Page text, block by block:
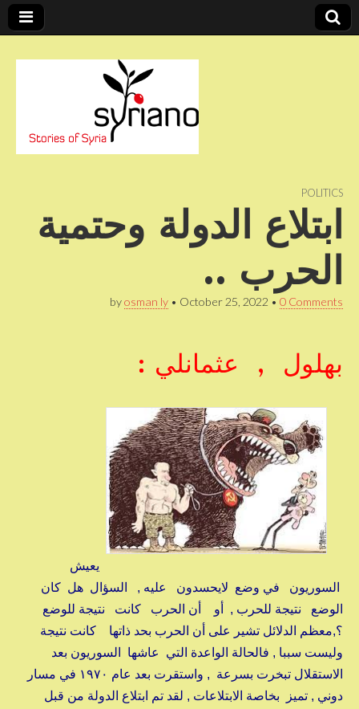
syriano POLITICS
ابتلاع الدولة وحتمية
الحرب ..
byosman ly • October 25, 2022 • 0 Comments
بهلول , عثمانلي :
يعيش
السوريون في وضع لايحسدون عليه , السؤال هل كان
الوضع نتيجة للحرب , أو أن الحرب كانت نتيجة للوضع
؟,معظم الدلائل تشير على أن الحرب بحد ذاتها كانت نتيجة
وليست سببا , فالحالة الواعدة التي عاشها السوريون بعد
الاستقلال تبخرت بسرعة , واستقرت بعد عام ١٩٧٠ في مسار
دوني , تميز بخاصة الابتلاعات , لقد تم ابتلاع الدولة من قبل